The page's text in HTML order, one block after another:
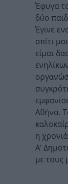
Έφυγα
δύο
Έγινε
σπίτι
είμαι
Αθήνα.
η
Α’
με τους